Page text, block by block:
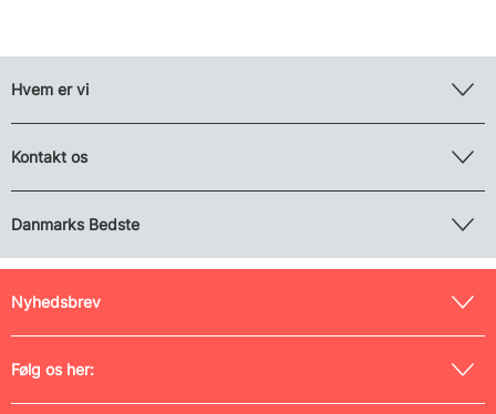
Hvem er vi
Kontakt os
Danmarks Bedste
Nyhedsbrev
Følg os her: